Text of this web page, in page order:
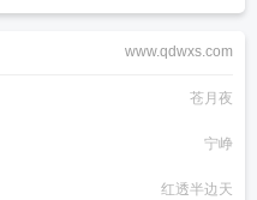
www.qdwxs.com
苍月夜
宁峥
红透半边天